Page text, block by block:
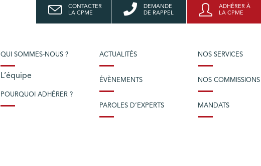
CONTACTER
LA CPME
DEMANDE
DE RAPPEL
ADHÉRER À
LA CPME
QUI SOMMES-NOUS ?
L’équipe
POURQUOI ADHÉRER ?
ACTUALITÉS
ÉVÈNEMENTS
PAROLES D’EXPERTS
NOS SERVICES
NOS COMMISSIONS
MANDATS